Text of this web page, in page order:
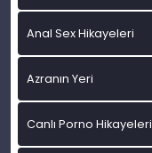
Anal Sex Hikayeleri
Azranın Yeri
Canlı Porno Hikayeleri